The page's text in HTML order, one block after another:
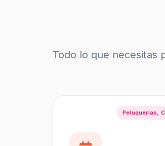
Todo lo que necesitas
Peluquerías,